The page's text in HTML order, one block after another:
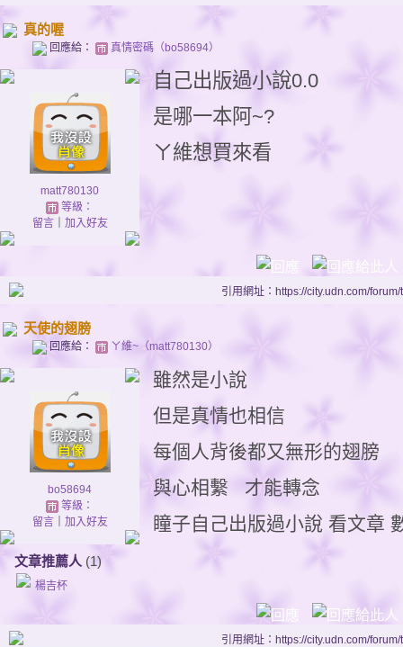
真的喔
回應給： 真情密碼（bo58694）
matt780130
等級：
留言｜ 加入好友
自己出版過小說0.0
是哪一本阿~?
ㄚ維想買來看
引用網址：https://city.udn.com/
天使的翅膀
回應給： ㄚ維~（matt780130）
bo58694
等級：
留言｜ 加入好友
文章推薦人 (1)
楊吉杯
雖然是小說
但是真情也相信
每個人背後都又無形的翅膀
與心相繫 才能轉念
瞳子自己出版過小說 看文章
引用網址：https://city.udn.com/